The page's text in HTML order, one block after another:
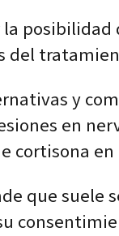
del
y
en
cortisona
que suele